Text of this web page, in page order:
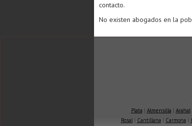
contacto.
No existen abogados en la
Plata | Almensilla | Arahal
Rosal| Cantillana | Carmona |